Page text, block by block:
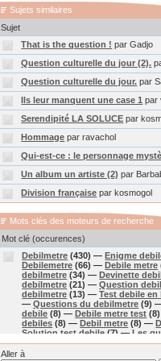
Sujets similaires
Sujet
That is the question ! par Gadjo
Question culturelle du jour (2).
Question culturelle du jour. par
Ils leur manquent une case 1 par
Serendipité LA SOLUCE par
Hommage par ravachol
Qui-est-ce : le personnage
Un album un artiste (2) par
Division française par kosmogol
Mots clés des moteurs de recherche
Mot clé (occurences)
Debilmetre (430) —Enigme
Debilemetre (66) —Debile metre
debilmetre (34) —Devinette
debilmetre (21) —Question debil
debilmetre (13) —Test debile en
—Questions du debilmetre (9)
debile (8) —Debile metre test
debiles (8) —Debil metre (8) —
Solution test debile (7) —Les
question debile(6) —Question
reponse jeux debiles ou difficile
Aller à